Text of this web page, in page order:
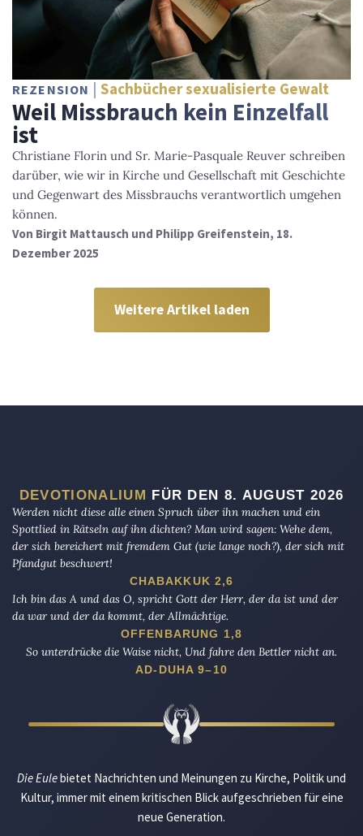
REZENSION Sachbücher sexualisierte Gewalt
Weil Missbrauch kein Einzelfall
ist
Christiane Florin und Sr. Marie-Pasquale Reuver schreiben
darüber, wie wir in Kirche und Gesellschaft mit Geschichte
und Gegenwart des Missbrauchs verantwortlich umgehen
können.
Von Birgit Mattausch und Philipp Greifenstein, 18.
Dezember 2025
Weitere Artikel laden
DEVOTIONALIUM FÜR DEN 8. AUGUST 2026
Werden nicht diese alle einen Spruch über ihn machen und ein
Spottlied in Rätseln auf ihn dichten? Man wird sagen: Wehe dem,
der sich bereichert mit fremdem Gut (wie lange noch?), der sich mit
Pfandgut beschwert!
CHABAKKUK 2,6
Ich bin das A und das O, spricht Gott der Herr, der da ist und der
da war und der da kommt, der Allmächtige.
OFFENBARUNG 1,8
So unterdrücke die Waise nicht, Und fahre den Bettler nicht an.
AD-DUHA 9–10
Die Eulebietet Nachrichten und Meinungen zu Kirche, Politik und
Kultur, immer mit einem kritischen Blick aufgeschrieben für eine
neue Generation.